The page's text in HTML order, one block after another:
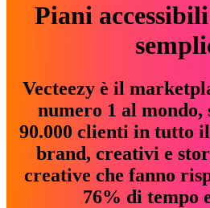
Piani
Vecteezy è il
numero 1 al mondo,
90.000 clienti in tutto
brand, creativi e
creative che fanno
76% di tempo